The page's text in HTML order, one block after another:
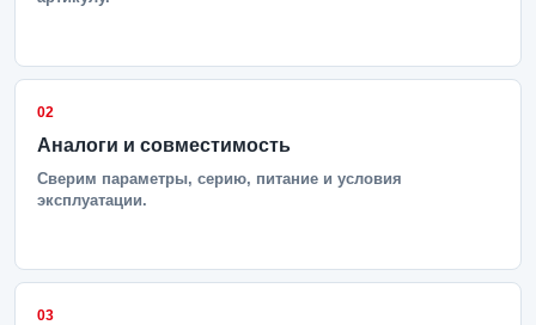
02
Аналоги и совместимость
Сверим параметры, серию, питание и условия
эксплуатации.
03